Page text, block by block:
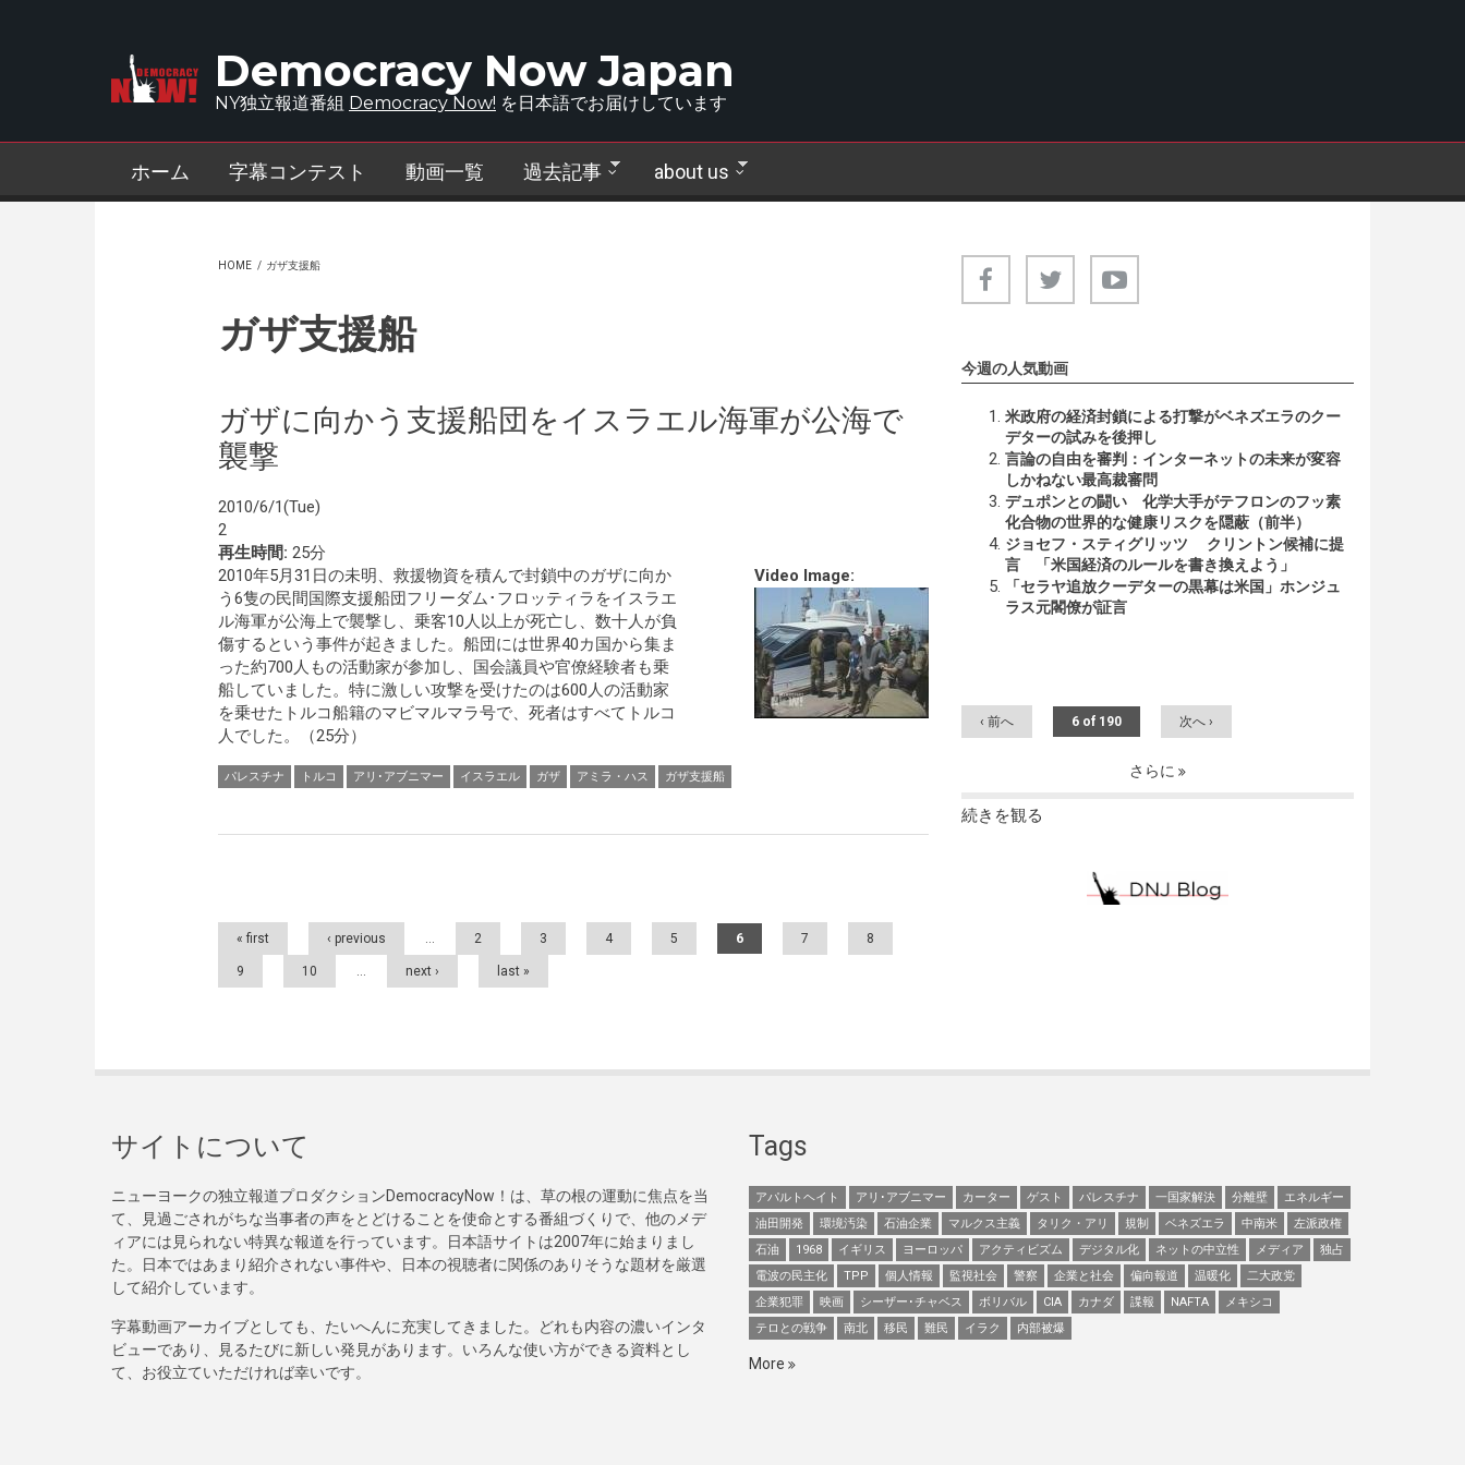
Democracy Now Japan
NY独立報道番組 Democracy Now! を日本語でお届けしています
ホーム 字幕コンテスト 動画一覧 過去記事 about us
HOME / ガザ支援船
ガザ支援船
ガザに向かう支援船団をイスラエル海軍が公海で
襲撃
2010/6/1(Tue)
2
再生時間: 25分
Video Image:
2010年5月31日の未明、救援物資を積んで封鎖中のガザに向か
う6隻の民間国際支援船団フリーダム･フロッティラをイスラエ
ル海軍が公海上で襲撃し、乗客10人以上が死亡し、数十人が負
傷するという事件が起きました。船団には世界40カ国から集ま
った約700人もの活動家が参加し、国会議員や官僚経験者も乗
船していました。特に激しい攻撃を受けたのは600人の活動家
を乗せたトルコ船籍のマビマルマラ号で、死者はすべてトルコ
人でした。（25分）
パレスチナ トルコ アリ･アブニマー イスラエル ガザ アミラ・ハス ガザ支援船
Pages
« first ‹ previous … 2 3 4 5 6 7 8
9 10 … next › last »
今週の人気動画
米政府の経済封鎖による打撃がベネズエラのクー
デターの試みを後押し
言論の自由を審判：インターネットの未来が変容
しかねない最高裁審問
デュポンとの闘い 化学大手がテフロンのフッ素
化合物の世界的な健康リスクを隠蔽（前半）
ジョセフ・スティグリッツ クリントン候補に提
言 「米国経済のルールを書き換えよう」
「セラヤ追放クーデターの黒幕は米国」ホンジュ
ラス元閣僚が証言
‹ 前へ 6 of 190 次へ ›
さらに
続きを観る
サイトについて
ニューヨークの独立報道プロダクションDemocracyNow！は、草の根の運動に焦点を当
て、見過ごされがちな当事者の声をとどけることを使命とする番組づくりで、他のメデ
ィアには見られない特異な報道を行っています。日本語サイトは2007年に始まりまし
た。日本ではあまり紹介されない事件や、日本の視聴者に関係のありそうな題材を厳選
して紹介しています。
字幕動画アーカイブとしても、たいへんに充実してきました。どれも内容の濃いインタ
ビューであり、見るたびに新しい発見があります。いろんな使い方ができる資料とし
て、お役立ていただければ幸いです。
Tags
アパルトヘイト アリ･アブニマー カーター ゲスト パレスチナ 一国家解決 分離壁
エネルギー
油田開発
環境汚染 石油企業 マルクス主義 タリク・アリ 規制 ベネズエラ 中南米
左派政権
石油
1968 イギリス ヨーロッパ アクティビズム デジタル化 ネットの中立性 メディア
独占
電波の民主化
TPP 個人情報 監視社会 警察 企業と社会 偏向報道 温暖化
二大政党
企業犯罪
映画 シーザー･チャベス ボリバル CIA カナダ 諜報 NAFTA
メキシコ
テロとの戦争
南北 移民 難民 イラク 内部被爆
More